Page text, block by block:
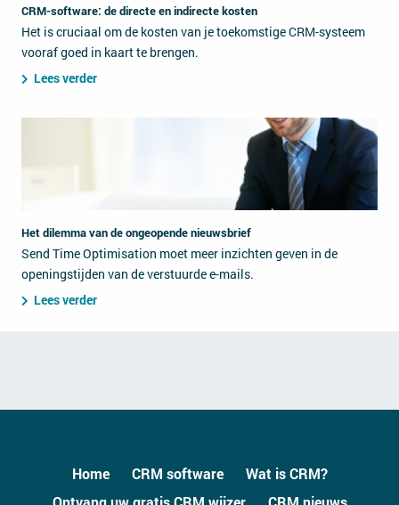
CRM-software: de directe en indirecte kosten
Het is cruciaal om de kosten van je toekomstige CRM-systeem
vooraf goed in kaart te brengen.
Lees verder
Het dilemma van de ongeopende nieuwsbrief
Send Time Optimisation moet meer inzichten geven in de
openingstijden van de verstuurde e-mails.
Lees verder
Home CRM software
Wat is CRM?